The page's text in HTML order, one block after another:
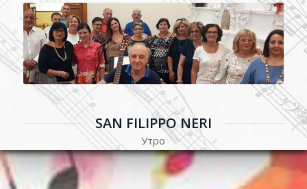
SAN FILIPPO NERI
Утро